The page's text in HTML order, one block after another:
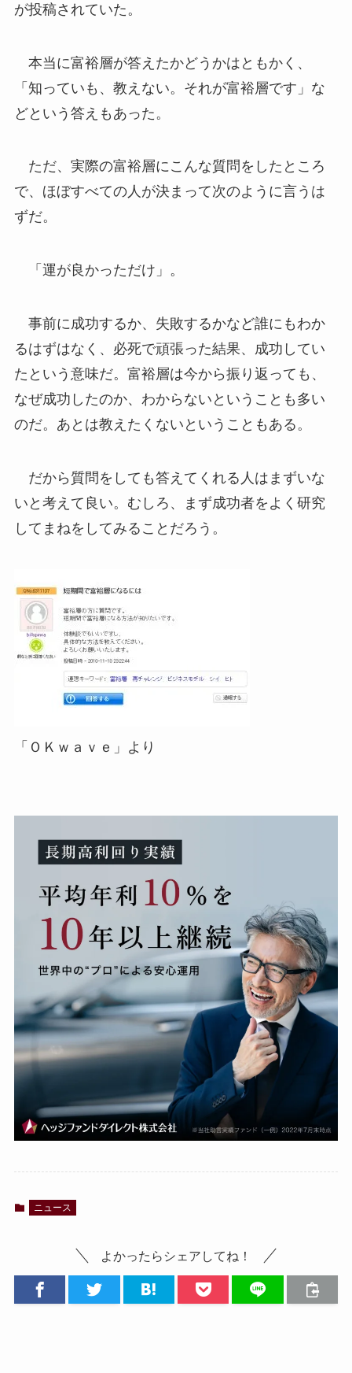
が投稿されていた。
本当に富裕層が答えたかどうかはともかく、
「知っていも、教えない。それが富裕層です」な
どという答えもあった。
ただ、実際の富裕層にこんな質問をしたところ
で、ほぼすべての人が決まって次のように言うは
ずだ。
「運が良かっただけ」。
事前に成功するか、失敗するかなど誰にもわか
るはずはなく、必死で頑張った結果、成功してい
たという意味だ。富裕層は今から振り返っても、
なぜ成功したのか、わからないということも多い
のだ。あとは教えたくないということもある。
だから質問をしても答えてくれる人はまずいな
いと考えて良い。むしろ、まず成功者をよく研究
してまねをしてみることだろう。
「ＯＫｗａｖｅ」より
ニュース
よかったらシェアしてね！